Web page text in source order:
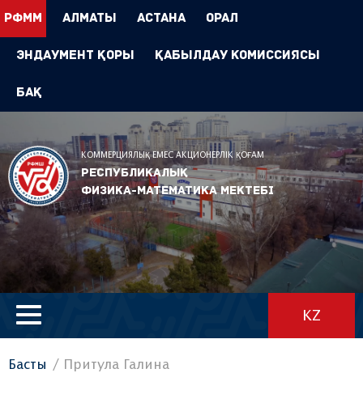
РФММ Алматы Астана Орал
Эндаумент Қоры Қабылдау комиссиясы
БАҚ
КОММЕРЦИЯЛЫҚ ЕМЕС АКЦИОНЕРЛІК ҚОҒАМ
Республикалық
физика-математика мектебі
KZ
Басты Притула Галина